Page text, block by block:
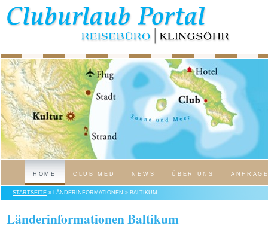
HOME CLUB MED NEWS ÜBER UNS
STARTSEITE » LÄNDERINFORMATIONEN » BALTIKUM
Länderinformationen Baltikum